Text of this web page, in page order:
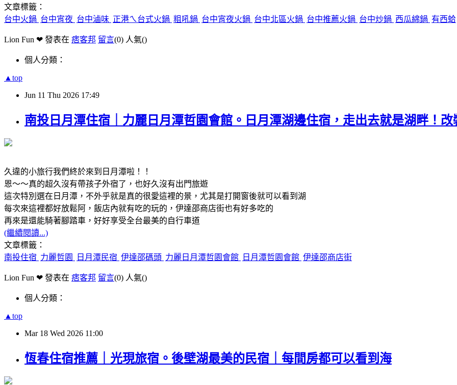
文章標籤：
台中火鍋 台中宵夜 台中滷味 正港ㄟ台式火鍋 粗吼鍋 台中宵夜火鍋 台中北區火鍋 台中推薦火鍋 台中炒鍋 西瓜綿鍋 有西蛤
Lion Fun ❤ 發表在 痞客邦 留言(0) 人氣()
個人分類：
▲top
Jun 11 Thu 2026 17:49
南投日月潭住宿｜力麗日月潭哲園會館。日月潭湖邊住宿，走出去就是湖畔！
久違的小旅行我們終於來到日月潭啦！！
恩～～真的超久沒有帶孩子外宿了，也好久沒有出門旅遊
這次特別選在日月潭，不外乎就是真的很愛這裡的景，尤其是打開窗後就可以看到湖
每次來這裡都好放鬆阿，飯店內就有吃的玩的，伊達邵商店街也有好多吃的
再來是還能騎著腳踏車，好好享受全台最美的自行車道
(繼續閱讀...)
文章標籤：
南投住宿 力麗哲園 日月潭民宿 伊達邵碼頭 力麗日月潭哲園會館 日月潭哲園會館 伊達邵商店街
Lion Fun ❤ 發表在 痞客邦 留言(0) 人氣()
個人分類：
▲top
Mar 18 Wed 2026 11:00
恆春住宿推薦｜光現旅宿。後壁湖最美的民宿｜每間房都可以看到海